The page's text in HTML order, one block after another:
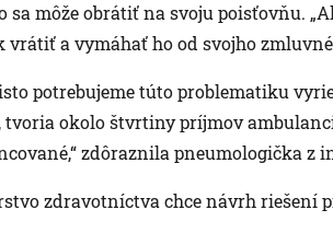
sa môže obrátiť na svoju poisťovňu.
vrátiť a vymáhať ho od svojho
potrebujeme túto problematiku
tvoria okolo štvrtiny príjmov
zdôraznila pneumologička
zdravotníctva chce návrh riešení